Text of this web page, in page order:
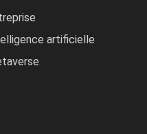
artificielle